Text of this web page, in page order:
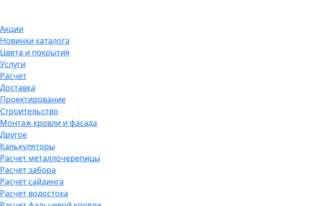
Акции
Новинки каталога
Цвета и покрытия
Услуги
Расчет
Доставка
Проектирование
Строительство
Монтаж кровли и фасада
Другое
Калькуляторы
Расчет металлочерепицы
Расчет забора
Расчет сайдинга
Расчет водостока